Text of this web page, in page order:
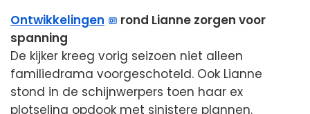
Ontwikkelingen
rond Lianne zorgen voor
spanning
De kijker kreeg vorig seizoen niet alleen
familiedrama voorgeschoteld. Ook Lianne
stond in de schijnwerpers toen haar ex
plotseling opdook met sinistere plannen.